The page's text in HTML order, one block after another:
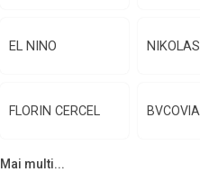
EL NINO NIKOLAS
FLORIN CERCEL BVCOVIA
Mai multi...